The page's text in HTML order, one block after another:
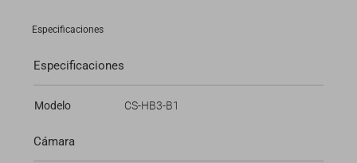
Especificaciones
Especificaciones
Modelo CS-HB3-B1
Cámara